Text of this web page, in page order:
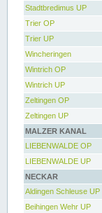
Stadtbredimus UP
Trier OP
Trier UP
Wincheringen
Wintrich OP
Wintrich UP
Zeltingen OP
Zeltingen UP
MALZER KANAL
LIEBENWALDE OP
LIEBENWALDE UP
NECKAR
Aldingen Schleuse UP
Beihingen Wehr UP